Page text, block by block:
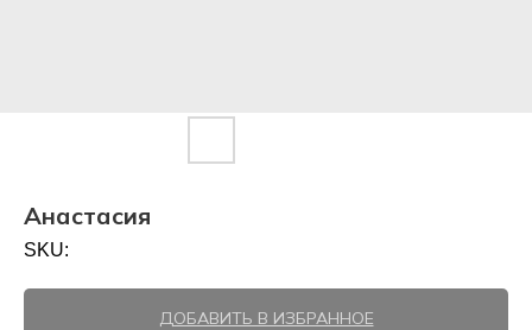
Анастасия
SKU:
ДОБАВИТЬ В ИЗБРАННОЕ